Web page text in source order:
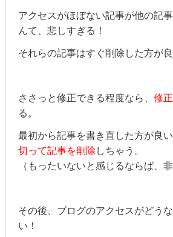
アクセスがほぼない記事が他の記
んて、悲しすぎる！
それらの記事はすぐ削除した方が良
ささっと修正できる程度なら、 修
る。
最初から記事を書き直した方が良い
切って記事を削除 しちゃう。
（もったいないと感じるならば、
その後、ブログのアクセスがどう
い！